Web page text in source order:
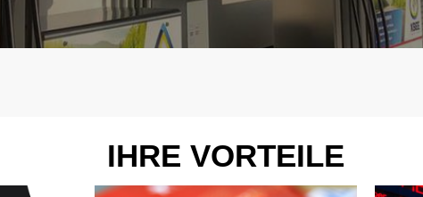
IHRE VORTEILE